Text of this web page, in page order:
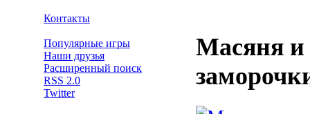
Контакты
Популярные игры
Наши друзья
Расширенный поиск
RSS 2.0
Twitter
Масяня